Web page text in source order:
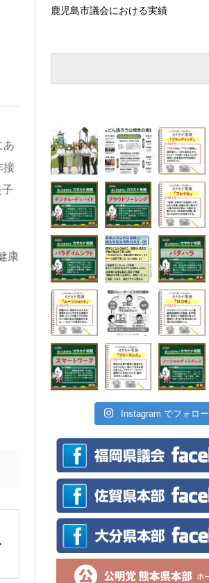
あ
接
康
鹿児島市議会における実績
Instagram でフォロー